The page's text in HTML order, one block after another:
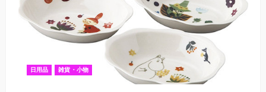
日用品 雑貨・小物